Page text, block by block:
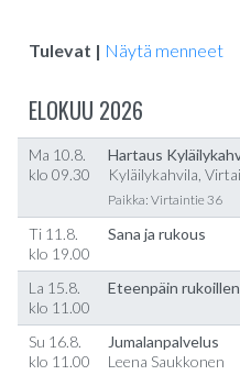
Tulevat | Näytä menneet
ELOKUU 2026
Ma 10.8.
klo 09.30
Hartaus
Kyläilykahvila,
Paikka: Virtaintie 36
Ti 11.8.
klo 19.00
Sana ja rukous
La 15.8.
klo 11.00
Eteenpäin rukoillen
Su 16.8.
klo 11.00
Jumalanpalvelus
Leena Saukkonen